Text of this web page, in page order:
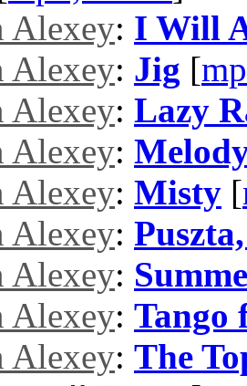
Alexey: I Will
Alexey: Jig [
Alexey: Lazy
Alexey:
Alexey: Misty [
Alexey:
Alexey:
Alexey: Tango
Alexey: The